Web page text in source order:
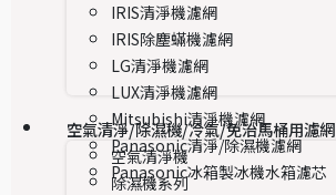
IRIS清淨機濾網
IRIS除塵蟎機濾網
LG清淨機濾網
LUX清淨機濾網
Mitsubishi清淨機濾網
Panasonic清淨/除濕機濾網
Panasonic冰箱製冰機水箱濾芯
空氣清淨/除濕機/冷氣/免治馬桶用濾網
空氣清淨機
除濕機系列